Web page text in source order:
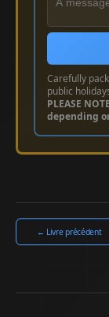
Carefully
public
PLEASE
depending
← Livre précédent